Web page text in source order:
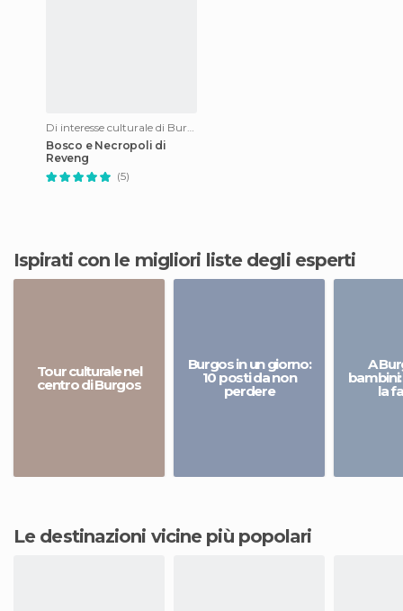
Di interesse culturale di Burgos
Bosco e Necropoli di
Reveng
(5)
Ispirati con le migliori liste degli esperti
Tour culturale nel
centro di Burgos
Burgos in un giorno:
10 posti da non
perdere
A
la
Le destinazioni vicine più popolari